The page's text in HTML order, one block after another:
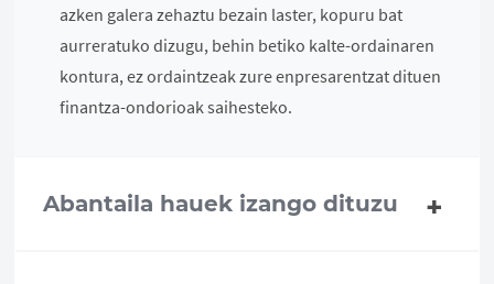
azken galera zehaztu bezain laster, kopuru bat
aurreratuko dizugu, behin betiko kalte-ordainaren
kontura, ez ordaintzeak zure enpresarentzat dituen
finantza-ondorioak saihesteko.
Abantaila hauek izango dituzu